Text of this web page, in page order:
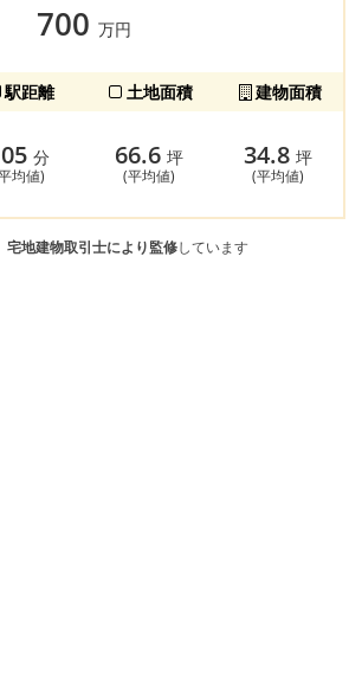
700 万円
駅距離 土地面積 建物面積
分
均値)
66.6 坪
(平均値)
34.8坪
(平均値)
宅地建物取引士により監修しています